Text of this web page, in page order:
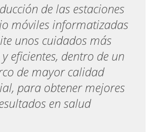
de las estaciones
móviles informatizadas
unos cuidados más
eficientes, dentro de un
de mayor calidad
para obtener mejores
en salud